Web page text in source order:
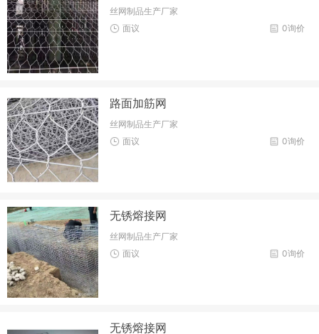
丝网制品生产厂家
0询价
面议
路面加筋网
丝网制品生产厂家
0询价
面议
无锈熔接网
丝网制品生产厂家
0询价
面议
无锈熔接网